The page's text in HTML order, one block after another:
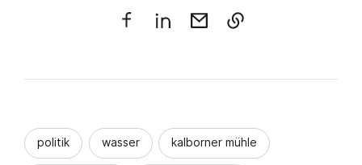
politik wasser kalborner mühle